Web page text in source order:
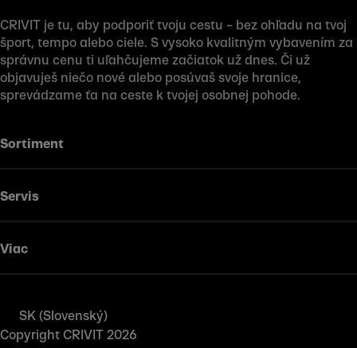
CRIVIT je tu, aby podporiť tvoju cestu – bez ohľadu na tvoj
šport, tempo alebo ciele. S vysoko kvalitným vybavením za
správnu cenu ti uľahčujeme začiatok už dnes. Či už
objavuješ niečo nové alebo posúvaš svoje hranice,
sprevádzame ťa na ceste k tvojej osobnej pohode.
Sortiment
Servis
Viac
SK (Slovenský)
Copyright CRIVIT 2026